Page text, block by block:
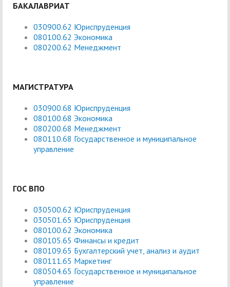
БАКАЛАВРИАТ
030900.62 Юриспруденция
080100.62 Экономика
080200.62 Менеджмент
МАГИСТРАТУРА
030900.68 Юриспруденция
080100.68 Экономика
080200.68 Менеджмент
080110.68 Государственное и муниципальное
управление
ГОС ВПО
030500.62 Юриспруденция
030501.65 Юриспруденция
080100.62 Экономика
080105.65 Финансы и кредит
080109.65 Бухгалтерский учет, анализ и аудит
080111.65 Маркетинг
080504.65 Государственное и муниципальное
управление